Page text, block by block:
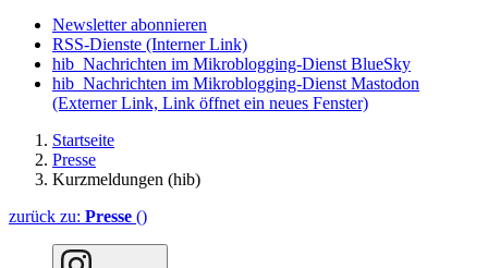
Newsletter abonnieren
RSS-Dienste (Interner Link)
hib_Nachrichten im Mikroblogging-Dienst BlueSky
hib_Nachrichten im Mikroblogging-Dienst Mastodon
(Externer Link, Link öffnet ein neues Fenster)
Startseite
Presse
Kurzmeldungen (hib)
zurück zu: Presse ()